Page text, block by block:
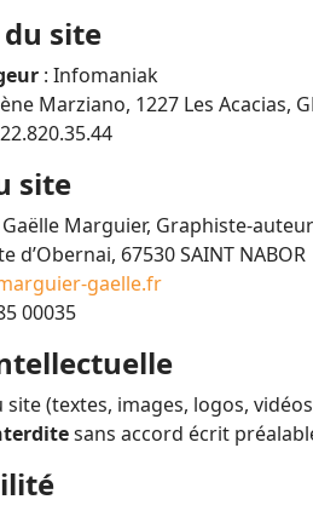
site
: Infomaniak
Marziano, 1227 Les Acacias,
site
Gaëlle Marguier, Graphiste-auteur
d’Obernai, 67530 SAINT NABOR
gaelle.fr
00035
site (textes, images, logos,
sans accord écrit